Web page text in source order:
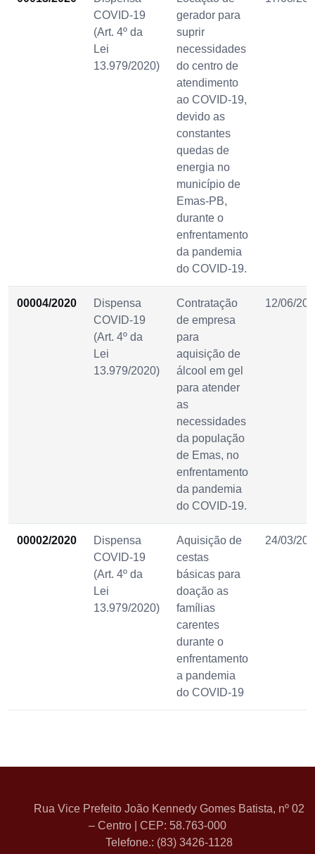
COVID-19
(Art. 4º da
Lei
13.979/2020)
gerador para
suprir
necessidades
do centro de
atendimento
ao COVID-19,
devido as
constantes
quedas de
energia no
município de
Emas-PB,
durante o
enfrentamento
da pandemia
do COVID-19.
00004/2020
Dispensa
COVID-19
(Art. 4º da
Lei
13.979/2020)
Contratação
de empresa
para
aquisição de
álcool em gel
para atender
as
necessidades
da população
de Emas, no
enfrentamento
da pandemia
do COVID-19.
12/06/
00002/2020
Dispensa
COVID-19
(Art. 4º da
Lei
13.979/2020)
Aquisição de
cestas
básicas para
doação as
famílias
carentes
durante o
enfrentamento
a pandemia
do COVID-19
24/03/
Rua Vice Prefeito João Kennedy Gomes Batista, nº 02
– Centro | CEP: 58.763-000
Telefone.: (83) 3426-1128